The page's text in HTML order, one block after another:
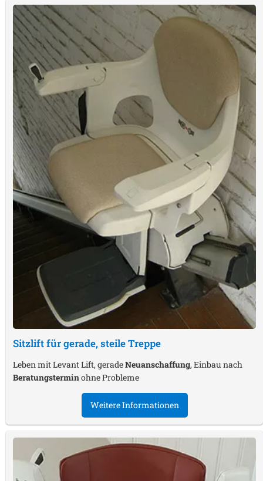
Sitzlift für gerade, steile Treppe
Leben mit Levant Lift, geradeNeuanschaffung, Einbau nach
Beratungsterminohne Probleme
Weitere Informationen